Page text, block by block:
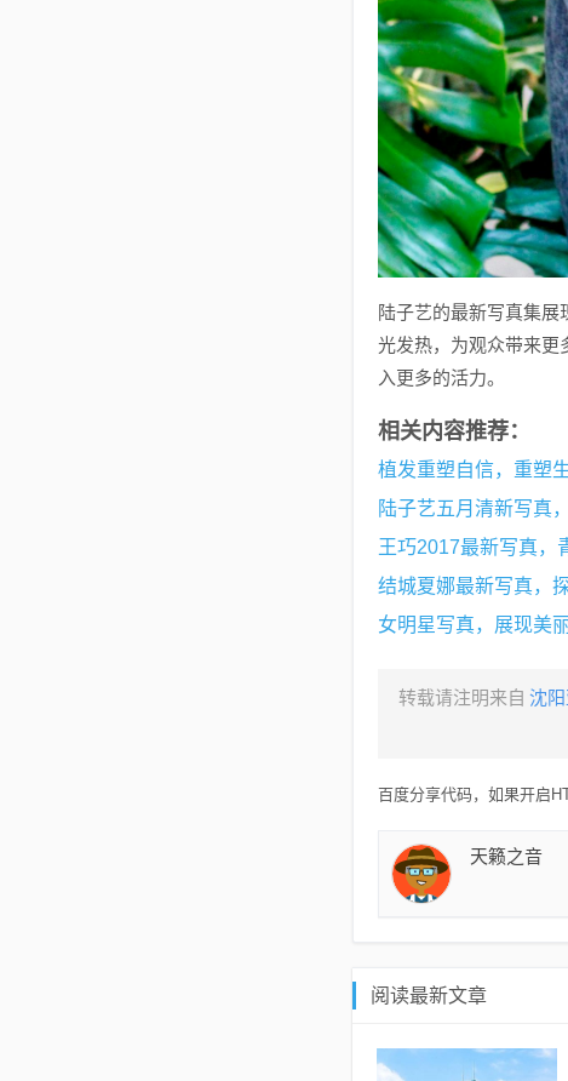
陆子艺的最新写真集
光发热，为观众带来更
入更多的活力。
相关内容推荐：
陆子艺五月清新写真
王巧2017最新写真，
结城夏娜最新写真，
女明星写真，展现美
转载请注明来自 沈
百度分享代码，如果开启
天籁之音
阅读最新文章